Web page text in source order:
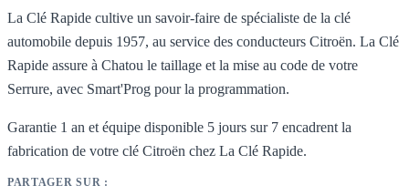
La Clé Rapide cultive un savoir-faire de spécialiste de la clé
automobile depuis 1957, au service des conducteurs Citroën. La Clé
Rapide assure à Chatou le taillage et la mise au code de votre
Serrure, avec Smart'Prog pour la programmation.
Garantie 1 an et équipe disponible 5 jours sur 7 encadrent la
fabrication de votre clé Citroën chez La Clé Rapide.
PARTAGER SUR :